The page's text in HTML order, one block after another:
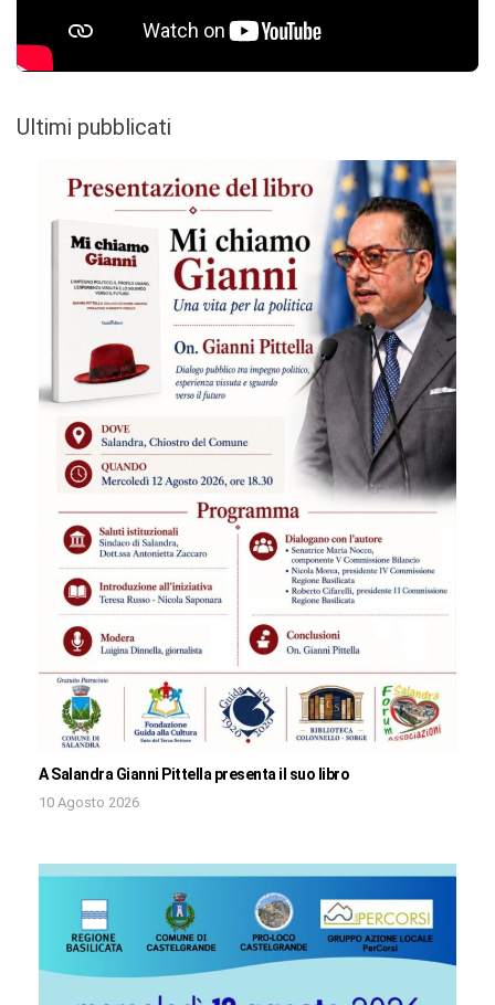
Ultimi pubblicati
A Salandra Gianni Pittella presenta il suo libro
10 Agosto 2026